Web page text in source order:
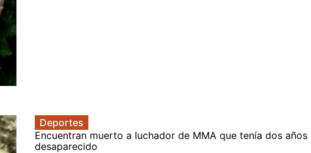
Deportes
Encuentran muerto a luchador de MMA que tenía dos años
desaparecido